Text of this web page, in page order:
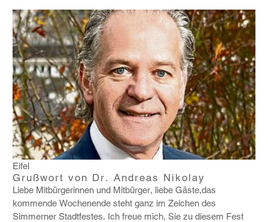
Eifel
Grußwort von Dr. Andreas Nikolay
Liebe Mitbür­ge­rinnen und Mitbürger, liebe Gäste,das
kommende Wochen­ende steht ganz im Zeichen des
Simmerner Stadt­festes. Ich freue mich, Sie zu diesem Fest